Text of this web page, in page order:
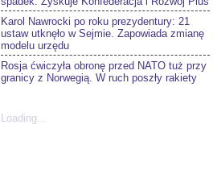
Karol Nawrocki po roku prezydentury: 21
ustaw utknęło w Sejmie. Zapowiada zmianę
modelu urzędu
Rosja ćwiczyła obronę przed NATO tuż przy
granicy z Norwegią. W ruch poszły rakiety
Loading...